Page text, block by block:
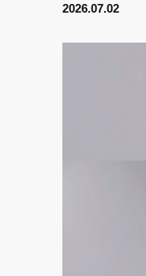
2026.07.02